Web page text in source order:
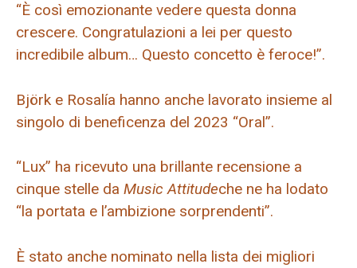
“È così emozionante vedere questa donna
crescere. Congratulazioni a lei per questo
incredibile album… Questo concetto è feroce!”.
Björk e Rosalía hanno anche lavorato insieme al
singolo di beneficenza del 2023 “Oral”.
“Lux” ha ricevuto una brillante recensione a
cinque stelle da Music Attitudeche ne ha lodato
“la portata e l’ambizione sorprendenti”.
È stato anche nominato nella lista dei migliori